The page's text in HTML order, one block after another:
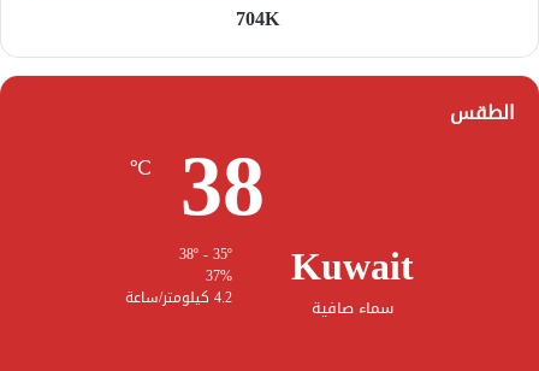
704K
الطقس
Kuwait
سماء صافية
38
℃
37%
4.2 كيلومتر/ساعة